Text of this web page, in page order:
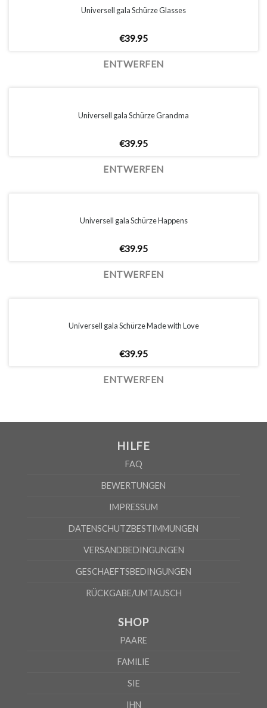
Universell gala Schürze Glasses
€39.95
ENTWERFEN
Universell gala Schürze Grandma
€39.95
ENTWERFEN
Universell gala Schürze Happens
€39.95
ENTWERFEN
Universell gala Schürze Made with Love
€39.95
ENTWERFEN
HILFE
FAQ
BEWERTUNGEN
IMPRESSUM
DATENSCHUTZBESTIMMUNGEN
VERSANDBEDINGUNGEN
GESCHAEFTSBEDINGUNGEN
RÜCKGABE/UMTAUSCH
SHOP
PAARE
FAMILIE
SIE
IHN